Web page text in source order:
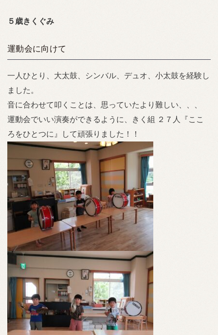
５歳きくぐみ
運動会に向けて
一人ひとり、大太鼓、シンバル、デュオ、小太鼓を経験し
ました。
音に合わせて叩くことは、思っていたより難しい、、、
運動会でいい演奏ができるように、きく組 ２７人『ここ
ろをひとつに』して頑張りました！！